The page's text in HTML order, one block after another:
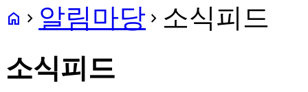
home navigate_next 알림마당 navigate_next 소식피드
소식피드